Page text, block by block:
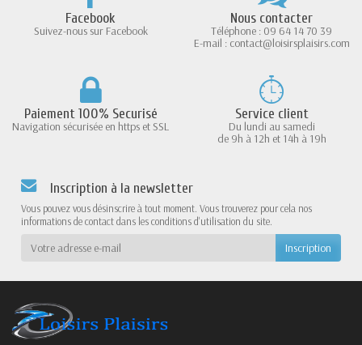
Facebook
Suivez-nous sur Facebook
Nous contacter
Téléphone : 09 64 14 70 39
E-mail : contact@loisirsplaisirs.com
Paiement 100% Securisé
Navigation sécurisée en https et SSL
Service client
Du lundi au samedi
de 9h à 12h et 14h à 19h
Inscription à la newsletter
Vous pouvez vous désinscrire à tout moment. Vous trouverez pour cela nos
informations de contact dans les conditions d'utilisation du site.